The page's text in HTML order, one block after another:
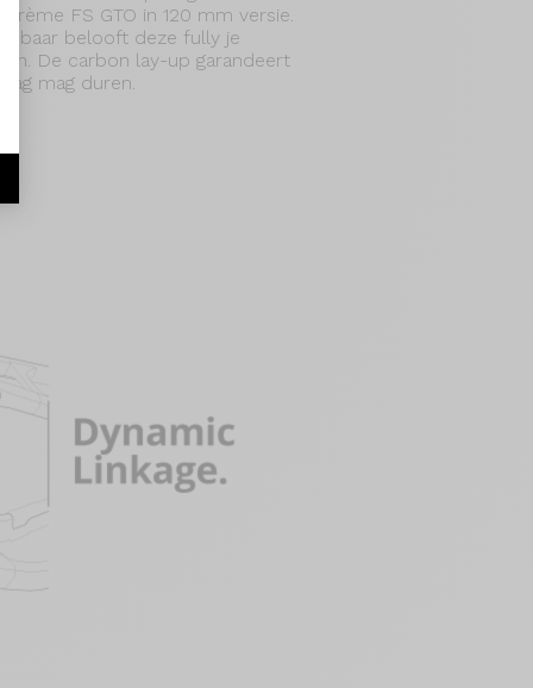
FS GTO in 120 mm versie.
belooft deze fully je
De carbon lay-up garandeert
mag duren.